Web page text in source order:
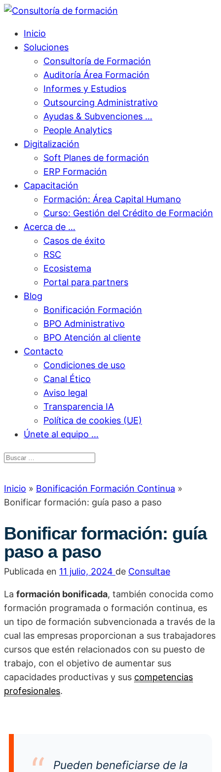
Inicio
Soluciones
Consultoría de Formación
Auditoría Área Formación
Informes y Estudios
Outsourcing Administrativo
Ayudas & Subvenciones …
People Analytics
Digitalización
Soft Planes de formación
ERP Formación
Capacitación
Formación: Área Capital Humano
Curso: Gestión del Crédito de Formación
Acerca de …
Casos de éxito
RSC
Ecosistema
Portal para partners
Blog
Bonificación Formación
BPO Administrativo
BPO Atención al cliente
Contacto
Condiciones de uso
Canal Ético
Aviso legal
Transparencia IA
Política de cookies (UE)
Únete al equipo …
Inicio » Bonificación Formación Continua »
Bonificar formación: guía paso a paso
Bonificar formación: guía
paso a paso
Publicada en 11 julio, 2024 de Consultae
La formación bonificada, también conocida como
formación programada o formación continua, es
un tipo de formación subvencionada a través de la
cual las empresas proporcionan a sus trabajadores
cursos que estén relacionados con su puesto de
trabajo, con el objetivo de aumentar sus
capacidades productivas y sus competencias
profesionales.
Pueden beneficiarse de la